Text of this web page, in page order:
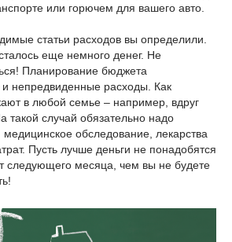
или горючем для вашего авто.
статьи расходов вы определили.
еще немного денег. Не
Планирование бюджета
непредвиденные расходы. Как
в любой семье – например, вдруг
такой случай обязательно надо
медицинское обследование, лекарства
Пусть лучше деньги не понадобятся
следующего месяца, чем вы не будете